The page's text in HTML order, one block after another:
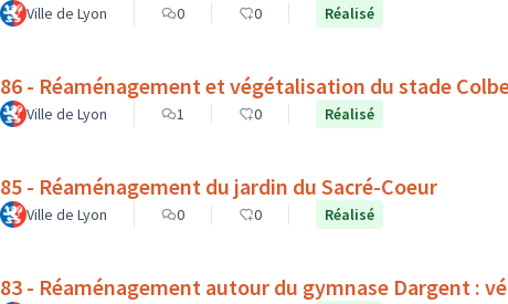
Ville de Lyon 0 0 Réalisé
86 - Réaménagement et végétalisation du stade
Ville de Lyon 1 0 Réalisé
85 - Réaménagement du jardin du Sacré-Coeur
Ville de Lyon 0 0 Réalisé
83 - Réaménagement autour du gymnase Dargent :